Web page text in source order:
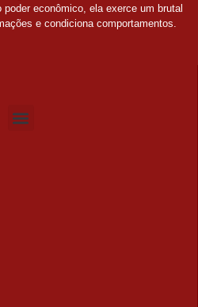
econômico, ela exerce um brutal
e condiciona comportamentos.